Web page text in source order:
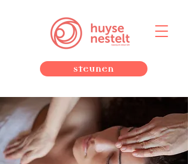
Steunen